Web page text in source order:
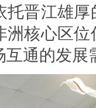
托晋江雄
洲核心区
互通的发展